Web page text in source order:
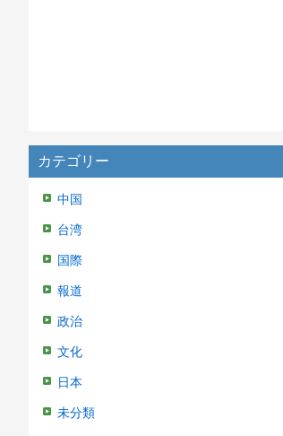
カテゴリー
中国
台湾
国際
報道
政治
文化
日本
未分類